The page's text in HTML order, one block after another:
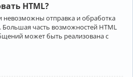
HTML?
невозможны отправка и обработка
Большая часть возможностей HTML
может быть реализована с